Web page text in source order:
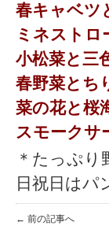
春キャベツ
ミネスト
小松菜と三
春野菜とち
菜の花と桜
スモークサ
＊たっぷ
日祝日はパ
← 前の記事へ